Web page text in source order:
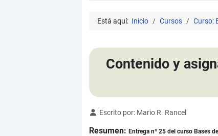
Está aquí: Inicio Cursos Curso:
Contenido y
Detalles
Escrito por: Mario R. Rancel
Resumen: Entrega nº 25 del curso Bases